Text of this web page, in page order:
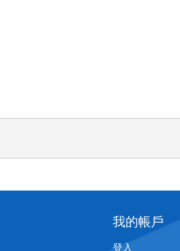
我的帳戶
登入